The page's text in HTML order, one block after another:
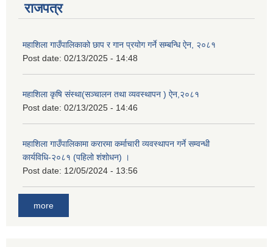
राजपत्र
महाशिला गाउँपालिकाको छाप र गान प्रयोग गर्ने सम्बन्धि ऐन, २०८१
Post date: 02/13/2025 - 14:48
महाशिला कृषि संस्था(सञ्चालन तथा व्यवस्थापन ) ऐन,२०८१
Post date: 02/13/2025 - 14:46
महाशिला गाउँपालिकामा करारमा कर्माचारी व्यवस्थापन गर्ने सम्वन्धी
कार्यविधि-२०८१ (पहिलो शंशोधन) ।
Post date: 12/05/2024 - 13:56
more